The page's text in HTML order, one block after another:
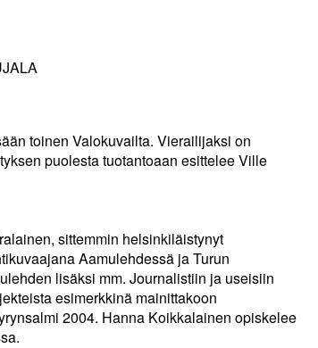
toinen Valokuvailta. Vierailijaksi on
puolesta tuotantoaan esittelee Ville
sittemmin helsinkiläistynyt
Aamulehdessä ja Turun
lisäksi mm. Journalistiin ja useisiin
esimerkkinä mainittakoon
2004. Hanna Koikkalainen opiskelee